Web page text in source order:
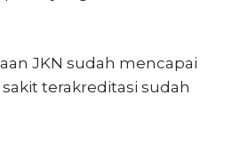
JKN sudah mencapai
terakreditasi sudah